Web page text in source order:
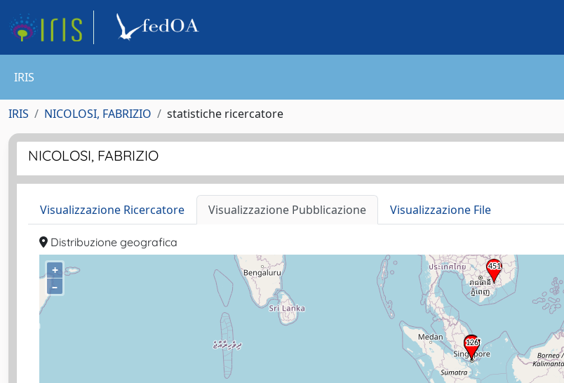
IRIS
IRIS NICOLOSI, FABRIZIO statistiche ricercatore
NICOLOSI, FABRIZIO
Visualizzazione Ricercatore Visualizzazione Pubblicazione Visualizzazione File
Distribuzione geografica
+
–